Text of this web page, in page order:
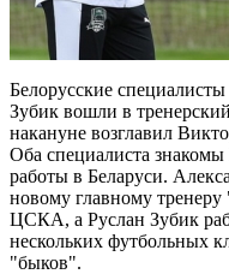
Белорусские
Зубик вошли в
накануне возглавил
Оба специалиста
работы в Беларуси.
новому главному
ЦСКА, а Руслан Зубик
нескольких футбольных
"быков".